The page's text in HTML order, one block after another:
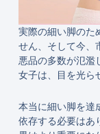
実際の細い脚のた
せん、そして今、
悪品の多数が氾濫
女子は、目を光ら
本当に細い脚を達
依存する必要はあ